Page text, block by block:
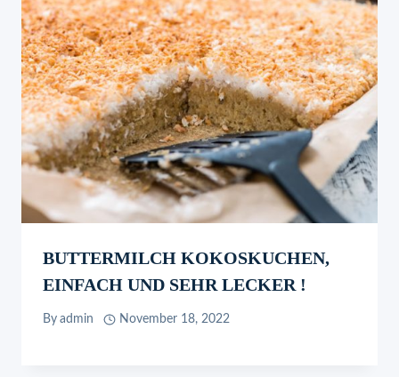
BUTTERMILCH KOKOSKUCHEN,
EINFACH UND SEHR LECKER !
By admin November 18, 2022